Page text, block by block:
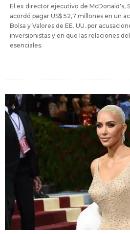
El ex director ejecutivo de McDonald's,
acordó pagar US$ 52,7 millones en un
Bolsa y Valores de EE. UU. por
inversionistas y en que las relaciones
esenciales.